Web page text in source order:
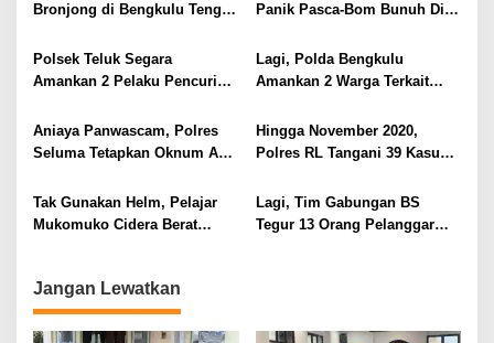
p
s
Bronjong di Bengkulu Tengah
Panik Pasca-Bom Bunuh Diri
Polsek Teluk Segara
Amankan 2 Pelaku Pencuri
Lagi, Polda Bengkulu
Amankan 2 Warga Terkait
Aniaya Panwascam, Polres
Seluma Tetapkan Oknum ASN
Hingga November 2020,
Polres RL Tangani 39 Kasus
Tak Gunakan Helm, Pelajar
Mukomuko Cidera Berat
Lagi, Tim Gabungan BS
Tegur 13 Orang Pelanggar
Jangan Lewatkan